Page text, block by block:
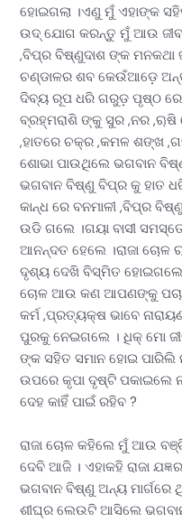
ହୋଇଗଲା ।ଏଣୁ ମୁଁ ଏହାଙ୍କ
ଉଦ୍ ଯୋଗ କରନ୍ତୁ ମୁଁ ଆଉ
,ବିପ୍ର ବିଷ୍ଣୁଦାଶ ଙ୍କ ମନକଥା
ଚଣ୍ଡାଳର ଶବ କେଉଁଆଡ଼େ
ଦିବ୍ୟ ରୂପ ଧରି ଗରୁଡ଼ ପୃଷ୍ଠ ରେ
ବ୍ରହ୍ମରାଶି ଙ୍କୁ ସୁର ,ନର ,ୠଷି
,ହାତରେ ଚକ୍ର ,କମଳ ଶଙ୍ଖ
ଶୋଭା ପାଉଥିଲେ ଭଗବାନ
ଭଗବାନ ବିଷ୍ଣୁ ବିପ୍ର କୁ ହାତ
କାନ୍ଧ ରେ ବନମାଳୀ ,ବିପ୍ର
ଉଡି ଗଲେ ।ଗୟା ବାସୀ
ଆନନ୍ଦତ ହେଲେ ।ରାଜା
ଦୃଶ୍ୟ ଦେଖି ବିସ୍ମିତ ହୋଇଗଲେ
ଚୋଳ ଆଉ କଣ ଆପଣଙ୍କୁ
କର୍ମ ,ପ୍ରତ୍ୟକ୍ଷ ଭାବେ
ପୁରକୁ ନେଇଗଲେ । ଧିକ୍ ମୋ
ଙ୍କ ସହିତ ସମାନ ହୋଇ ପାରିଲି
ଉପରେ କୃପା ଦୃଷ୍ଟି ପକାଇଲେ
ଦେହ କାହିଁ ପାଇଁ ରହିବ ?
ରାଜା ଚୋଳ କହିଲେ ମୁଁ ଆଉ
ଦେବି ଆଜି । ଏହାକହି ରାଜା
ଭଗବାନ ବିଷ୍ଣୁ ଅନ୍ୟ ମାର୍ଗରେ
ଶୀଘ୍ର ଲେଉଟି ଆସିଲେ